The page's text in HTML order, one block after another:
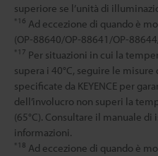
superiore se l’unità di
*16 Ad eccezione di quando è
(OP-88640/OP-88641/OP-
*17 Per situazioni in cui la
supera i 40°C, seguire le misure
specificate da KEYENCE per
dell’involucro non superi la
(65°C). Consultare il manuale di
informazioni.
*18 Ad eccezione di quando è